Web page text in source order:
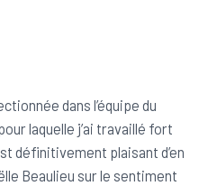
dans l’équipe du
laquelle j’ai travaillé fort
définitivement plaisant d’en
Beaulieu sur le sentiment